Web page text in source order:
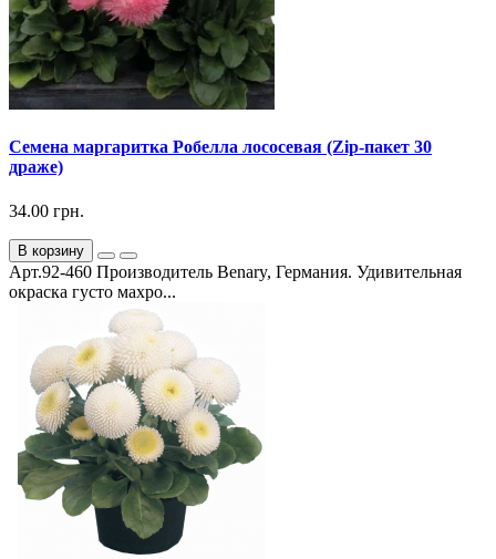
Семена маргаритка Робелла лососевая (Zip-пакет 30
драже)
34.00 грн.
В корзину
Арт.92-460 Производитель Benary, Германия. Удивительная
окраска густо махро...